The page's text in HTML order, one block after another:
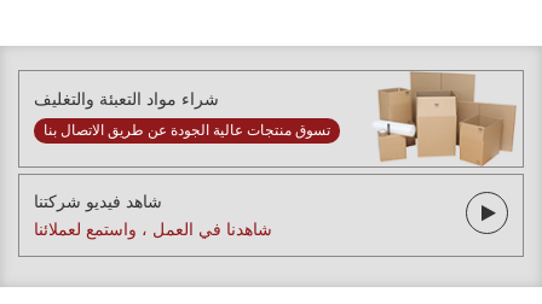
شراء مواد التعبئة والتغليف
تسوق منتجات عالية الجودة عن طريق الاتصال بنا
شاهد فيديو شركتنا
شاهدنا في العمل ، واستمع لعملائنا